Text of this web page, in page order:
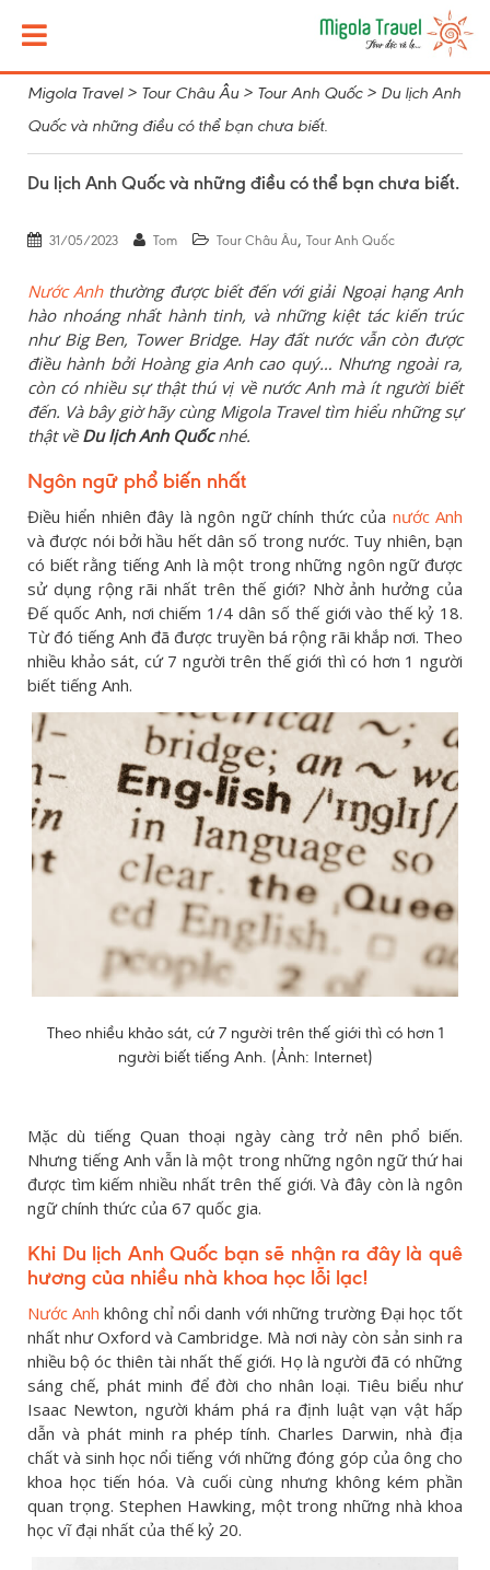
Migola Travel> Tour Châu Âu> Tour Anh Quốc> Du lịch Anh
Quốc và những điều có thể bạn chưa biết.
Du lịch Anh Quốc và những điều có thể bạn chưa biết.
31/05/2023 Tom Tour Châu Âu, Tour Anh Quốc
Nước Anhthường được biết đến với giải Ngoại hạng Anh
hào nhoáng nhất hành tinh, và những kiệt tác kiến trúc
như Big Ben, Tower Bridge. Hay đất nước vẫn còn được
điều hành bởi Hoàng gia Anh cao quý… Nhưng ngoài ra,
còn có nhiều sự thật thú vị về nước Anh mà ít người biết
đến. Và bây giờ hãy cùng Migola Travel tìm hiểu những sự
thật về Du lịch Anh Quốcnhé.
Ngôn ngữ phổ biến nhất
Điều hiển nhiên đây là ngôn ngữ chính thức của nước Anh
và được nói bởi hầu hết dân số trong nước. Tuy nhiên, bạn
có biết rằng tiếng Anh là một trong những ngôn ngữ được
sử dụng rộng rãi nhất trên thế giới? Nhờ ảnh hưởng của
Đế quốc Anh, nơi chiếm 1/4 dân số thế giới vào thế kỷ 18.
Từ đó tiếng Anh đã được truyền bá rộng rãi khắp nơi. Theo
nhiều khảo sát, cứ 7 người trên thế giới thì có hơn 1 người
biết tiếng Anh.
Theo nhiều khảo sát, cứ 7 người trên thế giới thì có hơn 1
người biết tiếng Anh. (Ảnh: Internet)
Mặc dù tiếng Quan thoại ngày càng trở nên phổ biến.
Nhưng tiếng Anh vẫn là một trong những ngôn ngữ thứ hai
được tìm kiếm nhiều nhất trên thế giới. Và đây còn là ngôn
ngữ chính thức của 67 quốc gia.
Khi Du lịch Anh Quốc bạn sẽ nhận ra đây là quê
hương của nhiều nhà khoa học lỗi lạc!
Nước Anh không chỉ nổi danh với những trường Đại học tốt
nhất như Oxford và Cambridge. Mà nơi này còn sản sinh ra
nhiều bộ óc thiên tài nhất thế giới. Họ là người đã có những
sáng chế, phát minh để đời cho nhân loại. Tiêu biểu như
Isaac Newton, người khám phá ra định luật vạn vật hấp
dẫn và phát minh ra phép tính. Charles Darwin, nhà địa
chất và sinh học nổi tiếng với những đóng góp của ông cho
khoa học tiến hóa. Và cuối cùng nhưng không kém phần
quan trọng. Stephen Hawking, một trong những nhà khoa
học vĩ đại nhất của thế kỷ 20.